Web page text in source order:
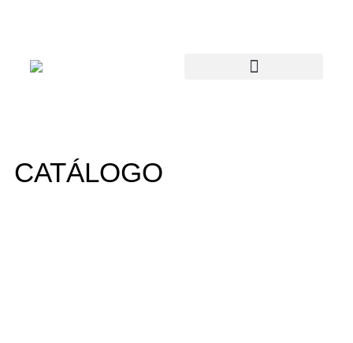
CATÁLOGO